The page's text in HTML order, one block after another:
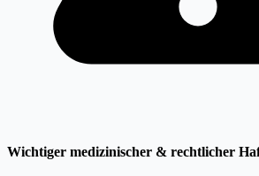
Wichtiger medizinischer & rechtlicher